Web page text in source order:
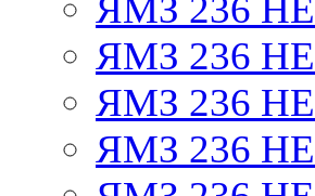
ЯМЗ 236 НЕ
ЯМЗ 236 НЕ
ЯМЗ 236
ЯМЗ 236 НЕ